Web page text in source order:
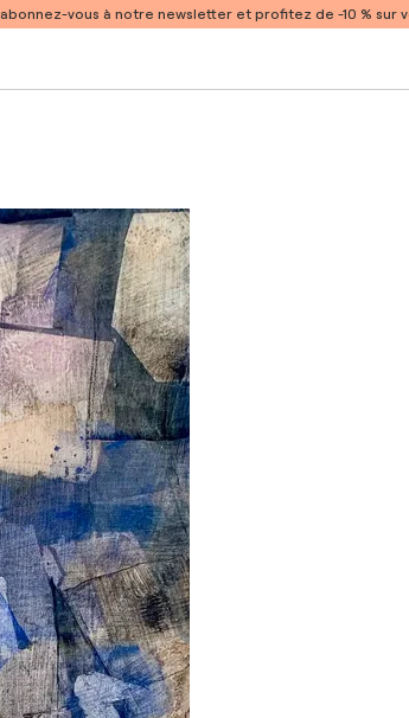
abonnez-vous à notre newsletter et profitez de -10 % sur